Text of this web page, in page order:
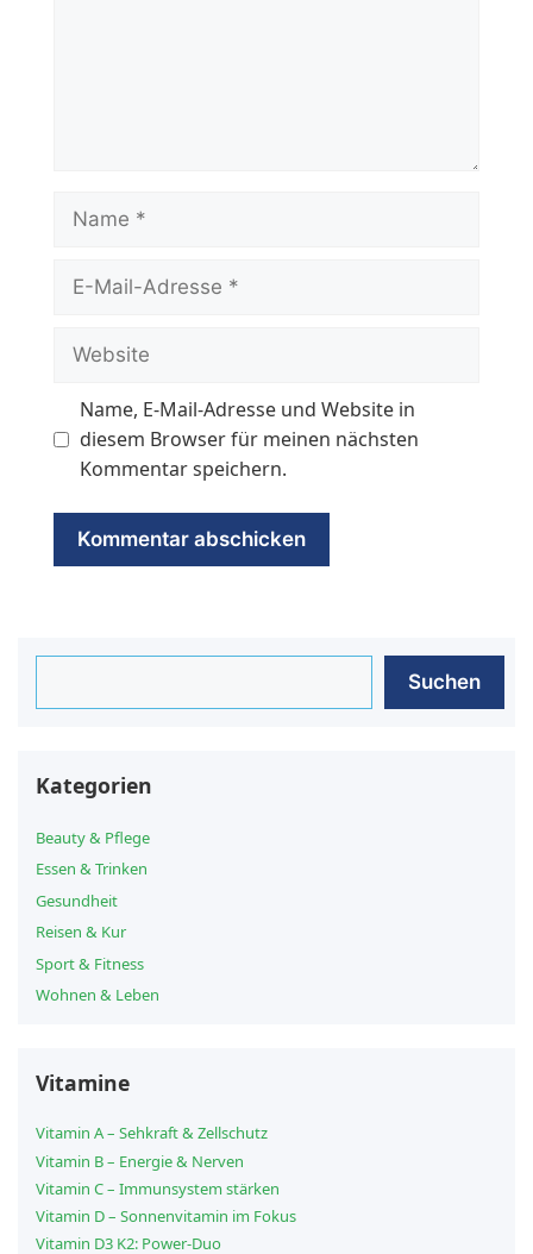
Name
Mail-
Website
Name, E-Mail-Adresse und Website in
diesem Browser für meinen nächsten
Kommentar speichern.
Suchen
Kategorien
Beauty & Pflege
Essen & Trinken
Gesundheit
Reisen & Kur
Sport & Fitness
Wohnen & Leben
Vitamine
Vitamin A – Sehkraft & Zellschutz
Vitamin B – Energie & Nerven
Vitamin C – Immunsystem stärken
Vitamin D – Sonnenvitamin im Fokus
Vitamin D3 K2: Power-Duo